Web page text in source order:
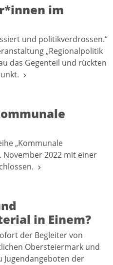
im
und politikverdrossen.“
„Regionalpolitik
das Gegenteil und rückten
„Kommunale
November 2022 mit einer
in Einem?
der Begleiter von
Obersteiermark und
der